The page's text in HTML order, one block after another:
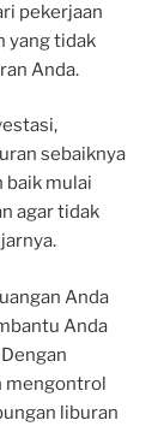
pekerjaan
yang tidak
Anda.
sebaiknya
baik mulai
agar tidak
Anda
Anda
mengontrol
liburan